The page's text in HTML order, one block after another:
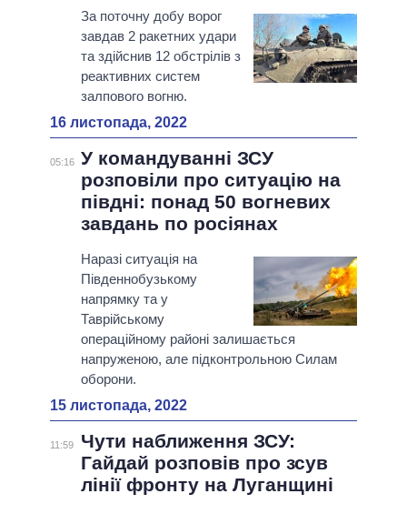
За поточну добу ворог
завдав 2 ракетних удари
та здійснив 12 обстрілів з
реактивних систем
залпового вогню.
16 листопада, 2022
05:16 У командуванні ЗСУ
розповіли про ситуацію на
півдні: понад 50 вогневих
завдань по росіянах
Наразі ситуація на
Південнобузькому
напрямку та у
Таврійському
операційному районі залишається
напруженою, але підконтрольною Силам
оборони.
15 листопада, 2022
11:59
Чути наближення ЗСУ:
Гайдай розповів про зсув
лінії фронту на Луганщині